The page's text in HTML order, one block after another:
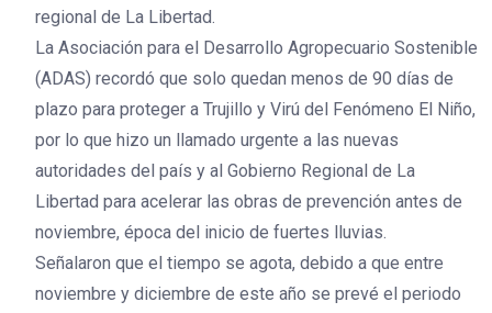
regional de La Libertad.
La Asociación para el Desarrollo Agropecuario Sostenible
(ADAS) recordó que solo quedan menos de 90 días de
plazo para proteger a Trujillo y Virú del Fenómeno El Niño,
por lo que hizo un llamado urgente a las nuevas
autoridades del país y al Gobierno Regional de La
Libertad para acelerar las obras de prevención antes de
noviembre, época del inicio de fuertes lluvias.
Señalaron que el tiempo se agota, debido a que entre
noviembre y diciembre de este año se prevé el periodo